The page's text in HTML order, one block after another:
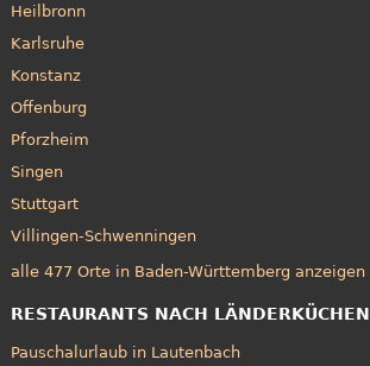
Heilbronn
Karlsruhe
Konstanz
Offenburg
Pforzheim
Singen
Stuttgart
Villingen-Schwenningen
alle 477 Orte in Baden-Württemberg anzeigen
RESTAURANTS NACH LÄNDERKÜCHEN
Pauschalurlaub in Lautenbach